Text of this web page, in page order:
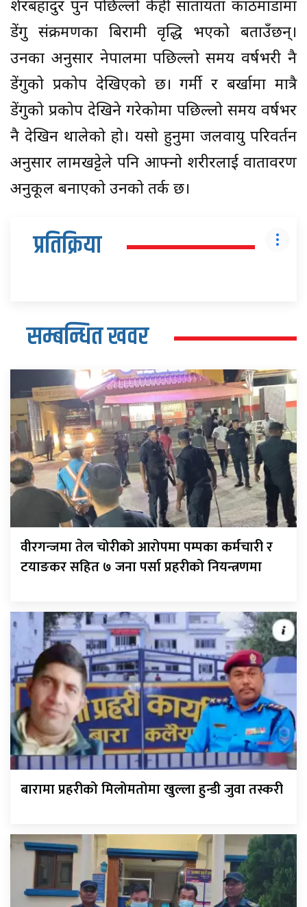
शेरबहादुर पुन पछिल्लो केही सातायता काठमाडौंमा
डेंगु संक्रमणका बिरामी वृद्धि भएको बताउँछन्।
उनका अनुसार नेपालमा पछिल्लो समय वर्षभरी नै
डेंगुको प्रकोप देखिएको छ। गर्मी र बर्खामा मात्रै
डेंगुको प्रकोप देखिने गरेकोमा पछिल्लो समय वर्षभर
नै देखिन थालेको हो। यसो हुनुमा जलवायु परिवर्तन
अनुसार लामखट्टेले पनि आफ्नो शरीरलाई वातावरण
अनुकूल बनाएको उनको तर्क छ।
प्रतिक्रिया
सम्बन्धित खवर
वीरगन्जमा तेल चोरीको आरोपमा पम्पका कर्मचारी र
टयाङकर सहित ७ जना पर्सा प्रहरीको नियन्त्रणमा
बारामा प्रहरीको मिलोमतोमा खुल्ला हुन्डी जुवा तस्करी